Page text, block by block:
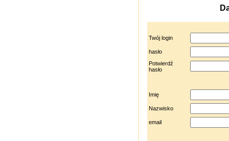
Twój login
hasło
Potwierdź
hasło
Imię
Nazwisko
email